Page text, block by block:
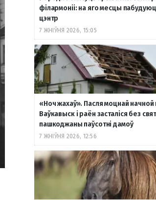
m
a к
е
філармоніі: на яго месцы
цэнтр
7 ЖНІЎНЯ 2026, 15:05
«Ноч жахаў». Пасля моцнай начной
Ваўкавыск і раён засталіся без
пашкоджаны паўсотні дамоў
7 ЖНІЎНЯ 2026, 12:56